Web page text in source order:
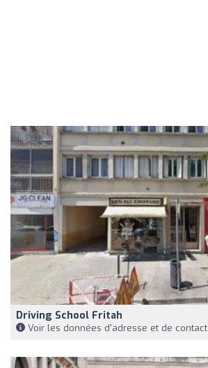
Driving School Fritah
Voir les données d'adresse et de contact